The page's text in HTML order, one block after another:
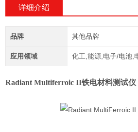
详细介绍
品牌 其他品牌
应用领域 化工,能源,电子/电池,
Radiant Multiferroic II铁电材料测试仪